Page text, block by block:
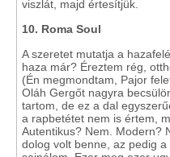
viszlát, majd értesítjük.
10. Roma Soul
A szeretet mutatja a
haza már? Éreztem rég,
(Én megmondtam, Pajor
Oláh Gergőt nagyra
tartom, de ez a dal
a rapbetétet nem is értem,
Autentikus? Nem. Modern?
dolog volt benne, az pedig a